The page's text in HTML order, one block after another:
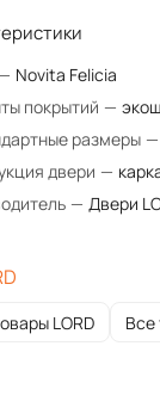
— Novita Felicia
покрытий —
размеры —
двери —
— Двери
LORD Все